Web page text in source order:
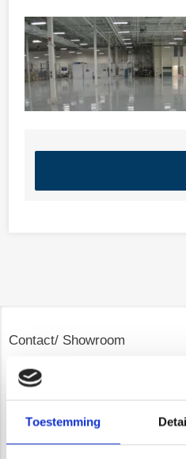
Toestemming
Contact/ Showroom
De Trompet 1141 in Heemskerk